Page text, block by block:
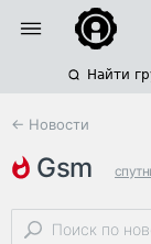
Найти
← Новости
gsm